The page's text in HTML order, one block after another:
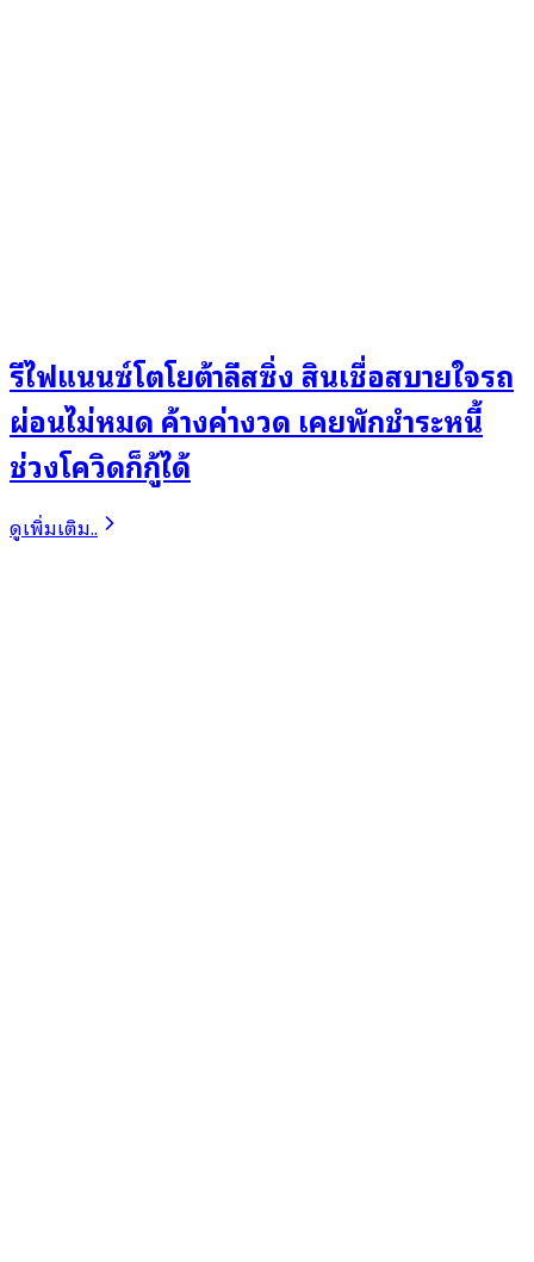
รีไฟแนนซ์โตโยต้าลีสซิ่ง สินเชื่อสบายใจรถ
ผ่อนไม่หมด ค้างค่างวด เคยพักชำระหนี้
ช่วงโควิดก็กู้ได้
ดูเพิ่มเติม..